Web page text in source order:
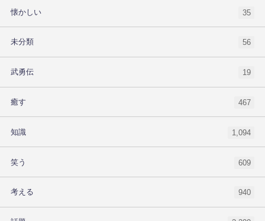
懐かしい 35
未分類 56
武勇伝 19
癒す 467
知識 1,094
笑う 609
考える 940